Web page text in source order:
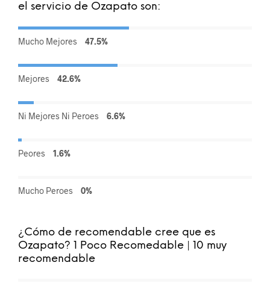
el servicio de Ozapato son:
Mucho Mejores 47.5%
Mejores 42.6%
Ni Mejores Ni Peroes 6.6%
Peores 1.6%
Mucho Peroes 0%
¿Cómo de recomendable cree que es
Ozapato? 1 Poco Recomedable | 10 muy
recomendable